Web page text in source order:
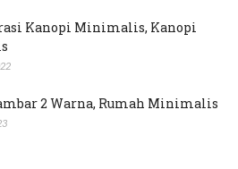
Kanopi Minimalis, Kanopi
2 Warna, Rumah Minimalis